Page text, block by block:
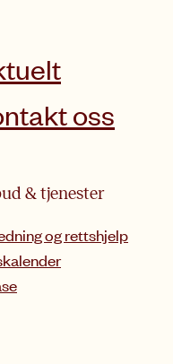
oss
& tjenester
og rettshjelp